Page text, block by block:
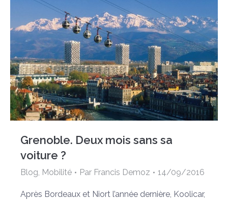
Grenoble. Deux mois sans sa
voiture ?
Blog, Mobilité Par Francis Demoz 14/09/2016
Après Bordeaux et Niort l’année dernière, Koolicar,